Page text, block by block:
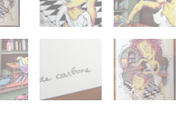
S'abonner à la NewsLetter